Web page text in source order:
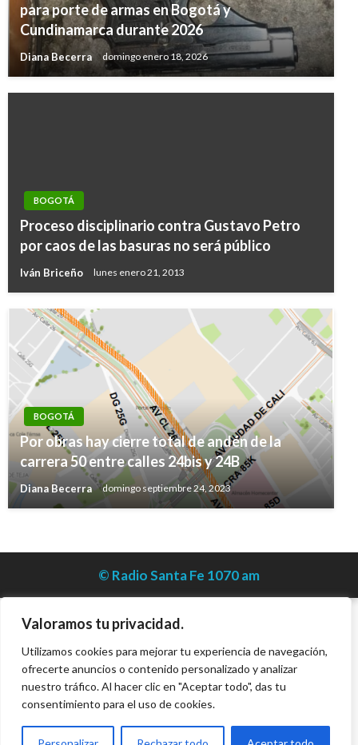
Valoramos tu privacidad.
Utilizamos cookies para mejorar tu experiencia de navegación,
ofrecerte anuncios o contenido personalizado y analizar
nuestro tráfico. Al hacer clic en "Aceptar todo", das tu
consentimiento para el uso de cookies.
para porte de armas en Bogotá y
Cundinamarca durante 2026
Diana Becerra domingo enero 18, 2026
BOGOTÁ
Proceso disciplinario contra Gustavo Petro
por caos de las basuras no será público
Iván Briceño lunes enero 21, 2013
BOGOTÁ
Por obras hay cierre total de andén de la
carrera 50 entre calles 24bis y 24B
Diana Becerra domingo septiembre 24, 2023
© Radio Santa Fe 1070 am